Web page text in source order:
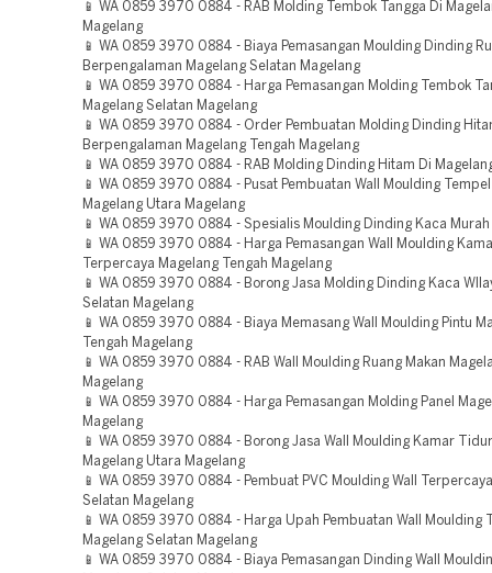
📱 WA 0859 3970 0884 - RAB Molding Tembok Tangga Di
Magelang
📱 WA 0859 3970 0884 - Biaya Pemasangan Moulding Dinding
Berpengalaman Magelang Selatan Magelang
📱 WA 0859 3970 0884 - Harga Pemasangan Molding Tembok
Magelang Selatan Magelang
📱 WA 0859 3970 0884 - Order Pembuatan Molding Dinding
Berpengalaman Magelang Tengah Magelang
📱 WA 0859 3970 0884 - RAB Molding Dinding Hitam Di
📱 WA 0859 3970 0884 - Pusat Pembuatan Wall Moulding
Magelang Utara Magelang
📱 WA 0859 3970 0884 - Spesialis Moulding Dinding Kaca Murah
📱 WA 0859 3970 0884 - Harga Pemasangan Wall Moulding
Terpercaya Magelang Tengah Magelang
📱 WA 0859 3970 0884 - Borong Jasa Molding Dinding Kaca
Selatan Magelang
📱 WA 0859 3970 0884 - Biaya Memasang Wall Moulding Pintu
Tengah Magelang
📱 WA 0859 3970 0884 - RAB Wall Moulding Ruang Makan
Magelang
📱 WA 0859 3970 0884 - Harga Pemasangan Molding Panel
Magelang
📱 WA 0859 3970 0884 - Borong Jasa Wall Moulding Kamar
Magelang Utara Magelang
📱 WA 0859 3970 0884 - Pembuat PVC Moulding Wall
Selatan Magelang
📱 WA 0859 3970 0884 - Harga Upah Pembuatan Wall Moulding
Magelang Selatan Magelang
📱 WA 0859 3970 0884 - Biaya Pemasangan Dinding Wall